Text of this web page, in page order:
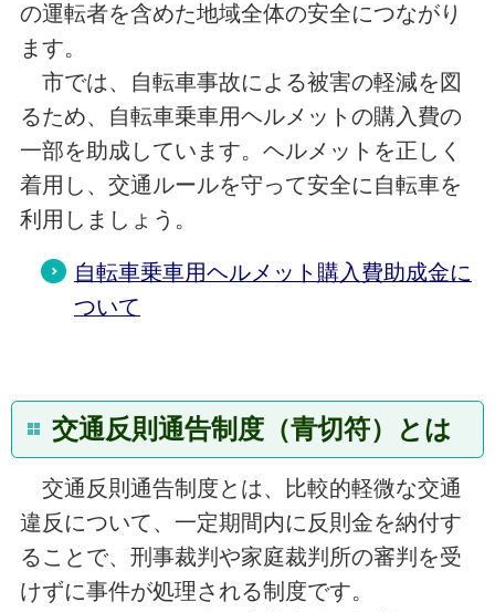
の運転者を含めた地域全体の安全につながり
ます。
市では、自転車事故による被害の軽減を図
るため、自転車乗車用ヘルメットの購入費の
一部を助成しています。ヘルメットを正しく
着用し、交通ルールを守って安全に自転車を
利用しましょう。
自転車乗車用ヘルメット購入費助成金に
ついて
交通反則通告制度（青切符）とは
交通反則通告制度とは、比較的軽微な交通
違反について、一定期間内に反則金を納付す
ることで、刑事裁判や家庭裁判所の審判を受
けずに事件が処理される制度です。